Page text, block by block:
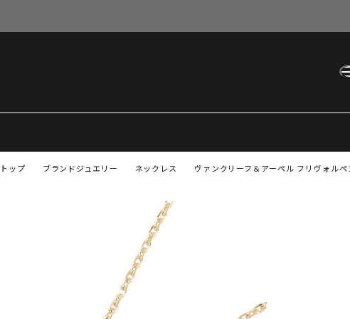
トップ ヴァンクリーフ＆アーペル フリヴォル
ブランドジュエリー ネックレス